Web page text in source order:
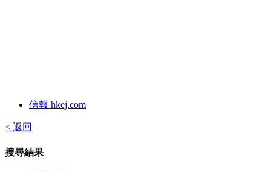
信報 hkej.com
< 返回
搜尋結果